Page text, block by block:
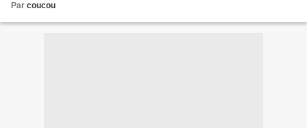
Par coucou